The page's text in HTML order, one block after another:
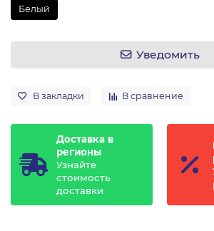
Белый
Уведомить
В закладки В сравнение
Доставка в
регионы
Узнайте
стоимость
доставки